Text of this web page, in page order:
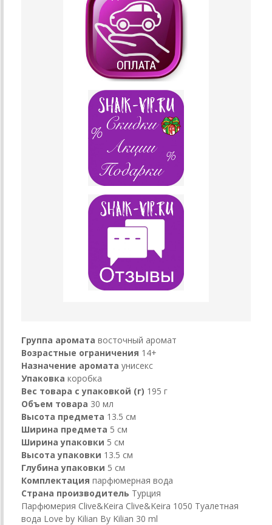
Группа аромата восточный аромат
Возрастные ограничения 14+
Назначение аромата унисекс
Упаковка коробка
Вес товара с упаковкой (г) 195 г
Объем товара 30 мл
Высота предмета 13.5 см
Ширина предмета 5 см
Ширина упаковки 5 см
Высота упаковки 13.5 см
Глубина упаковки 5 см
Комплектация парфюмерная вода
Страна производитель Турция
Парфюмерия Clive&Keira Clive&Keira 1050 Туалетная
вода Love by Kilian By Kilian 30 ml